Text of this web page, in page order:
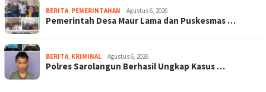
BERITA, PEMERINTAHAN Agustus 6, 2026
Pemerintah Desa Maur Lama dan Puskesmas …
BERITA, KRIMINAL Agustus 6, 2026
Polres Sarolangun Berhasil Ungkap Kasus …